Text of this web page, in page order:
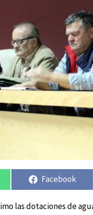
Compartir
en
Facebook
las dotaciones de
Compartir
en